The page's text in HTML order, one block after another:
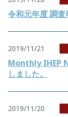
令和元年度 調査
2019/11/21
Monthly IHEP
しました。
2019/11/20